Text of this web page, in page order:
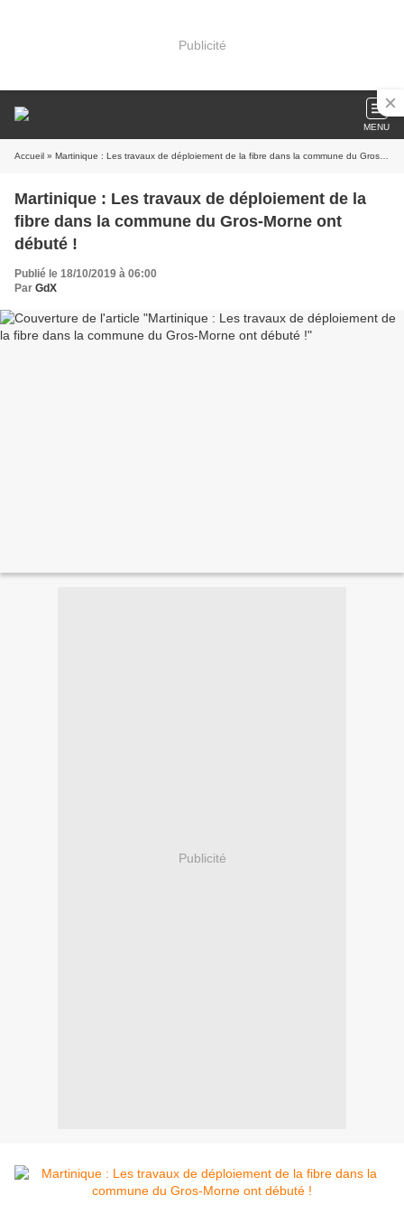
Publicité
MENU
Accueil » Martinique : Les travaux de déploiement de la fibre dans la commune du Gros-Morne ont débuté !
Martinique : Les travaux de déploiement de la
fibre dans la commune du Gros-Morne ont
débuté !
Publié le 18/10/2019 à 06:00
Par GdX
Publicité